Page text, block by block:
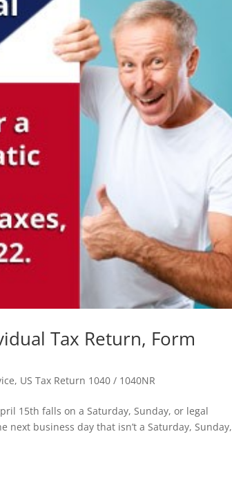
Tax Return, Form
, US Tax Return 1040 / 1040NR
15th falls on a Saturday, Sunday, or legal
business day that isn’t a Saturday, Sunday,